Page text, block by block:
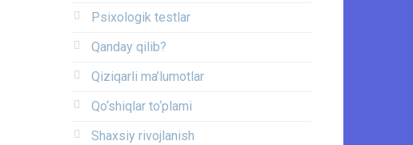
Psixologik testlar
Qanday qilib?
Qiziqarli ma’lumotlar
Qo‘shiqlar to‘plami
Shaxsiy rivojlanish